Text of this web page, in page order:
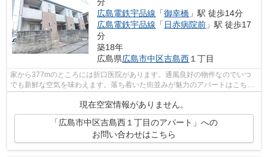
分
広島電鉄宇品線 「御幸橋 」駅 徒歩14分
広島電鉄宇品線 「 日赤病院前 」駅 徒歩17
分
築18年
広島県広島市中区吉島西１丁目
家から377mのところには折口医院があります。通風良好の物件なのでいつ
でも新鮮な空気を味わえます。落ち着いた街並みが魅力のアパートはこちら
現在空室情報がありません。
「広島市中区吉島西１丁目のアパート」への
お問い合わせはこちら